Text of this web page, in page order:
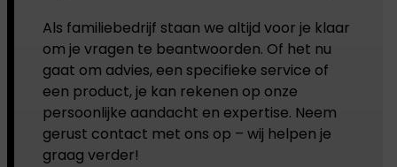
Als familiebedrijf staan we altijd voor je klaar
om je vragen te beantwoorden. Of het nu
gaat om advies, een specifieke service of
een product, je kan rekenen op onze
persoonlijke aandacht en expertise. Neem
gerust contact met ons op – wij helpen je
graag verder!